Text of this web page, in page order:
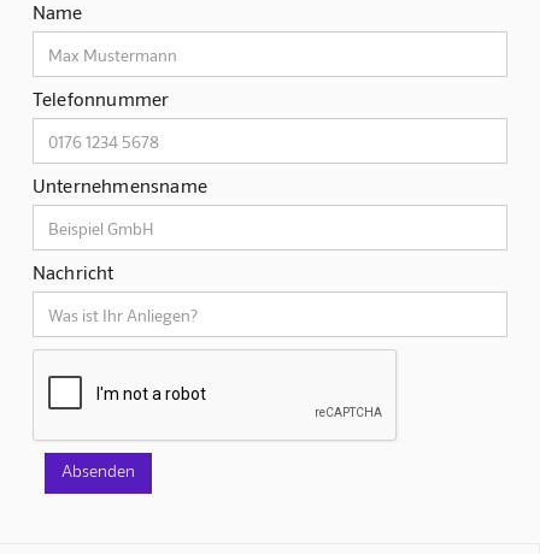
Name
Telefonnummer
Unternehmensname
Nachricht